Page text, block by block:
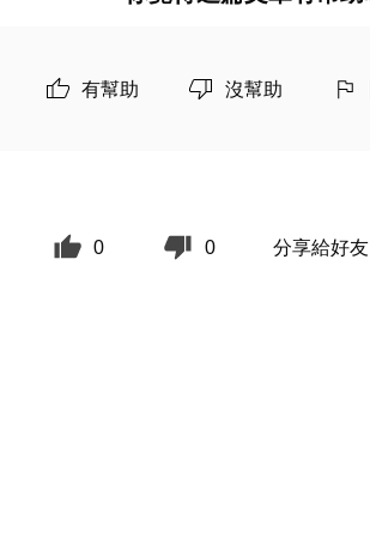
有幫助 沒幫助
0 0 分享給好友